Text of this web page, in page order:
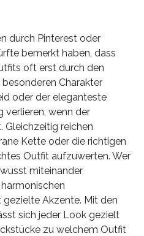
durch Pinterest oder
bemerkt haben, dass
oft erst durch den
Charakter
oder der eleganteste
verlieren, wenn der
Gleichzeitig reichen
Kette oder die richtigen
Outfit aufzuwerten. Wer
miteinander
Akzente. Mit den
sich jeder Look gezielt
zu welchem Outfit